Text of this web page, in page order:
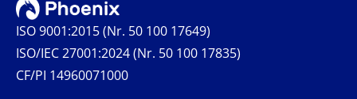
ISO 9001:2015 (Nr. 50 100 17649)
ISO/IEC 27001:2024 (Nr. 50 100 17835)
CF/PI 14960071000